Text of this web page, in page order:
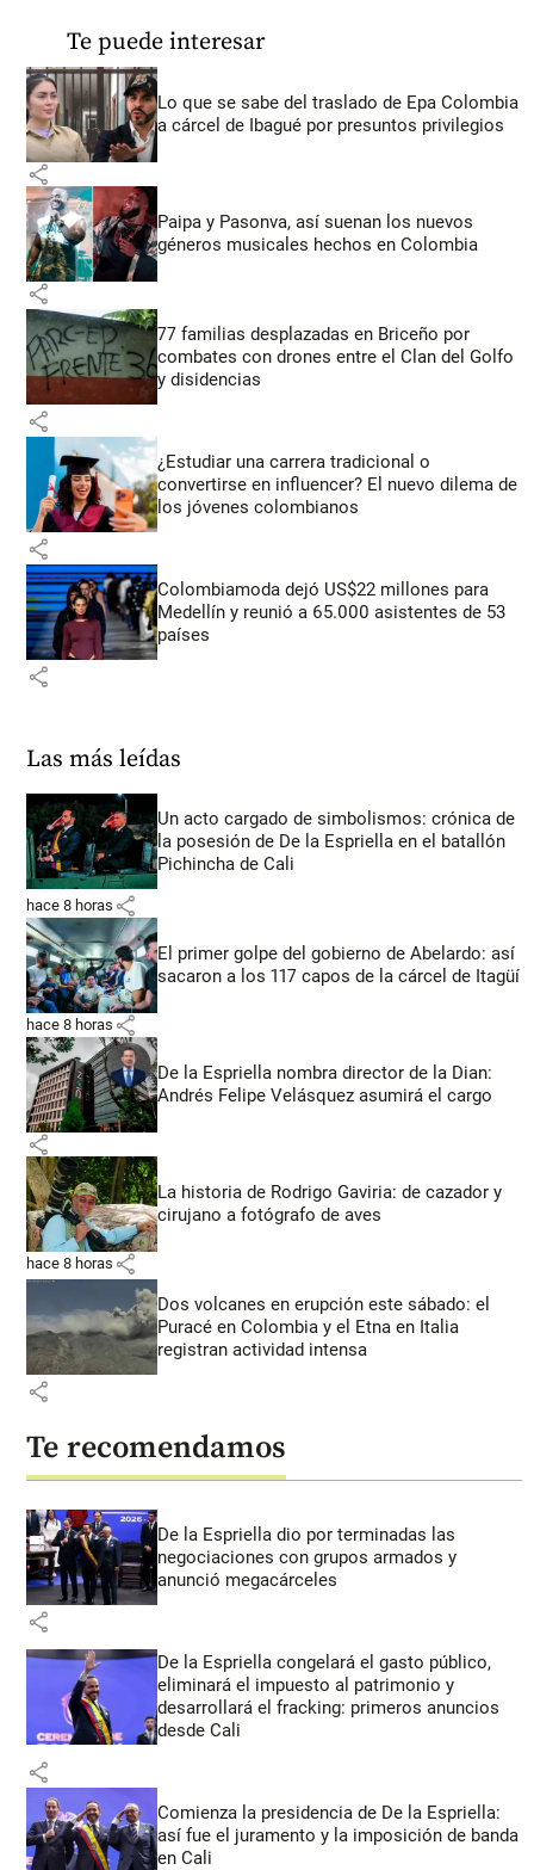
Te puede interesar
Lo que se sabe del traslado de Epa Colombia
a cárcel de Ibagué por presuntos privilegios
share
Paipa y Pasonva, así suenan los nuevos
géneros musicales hechos en Colombia
share
77 familias desplazadas en Briceño por
combates con drones entre el Clan del Golfo
y disidencias
share
¿Estudiar una carrera tradicional o
convertirse en influencer? El nuevo dilema de
los jóvenes colombianos
share
Colombiamoda dejó US$22 millones para
Medellín y reunió a 65.000 asistentes de 53
países
share
Las más leídas
Un acto cargado de simbolismos: crónica de
la posesión de De la Espriella en el batallón
Pichincha de Cali
hace 8 horas share
El primer golpe del gobierno de Abelardo: así
sacaron a los 117 capos de la cárcel de Itagüí
hace 8 horas share
De la Espriella nombra director de la Dian:
Andrés Felipe Velásquez asumirá el cargo
share
La historia de Rodrigo Gaviria: de cazador y
cirujano a fotógrafo de aves
hace 8 horas share
Dos volcanes en erupción este sábado: el
Puracé en Colombia y el Etna en Italia
registran actividad intensa
share
Te recomendamos
De la Espriella dio por terminadas las
negociaciones con grupos armados y
anunció megacárceles
share
De la Espriella congelará el gasto público,
eliminará el impuesto al patrimonio y
desarrollará el fracking: primeros anuncios
desde Cali
share
Comienza la presidencia de De la Espriella:
así fue el juramento y la imposición de banda
en Cali